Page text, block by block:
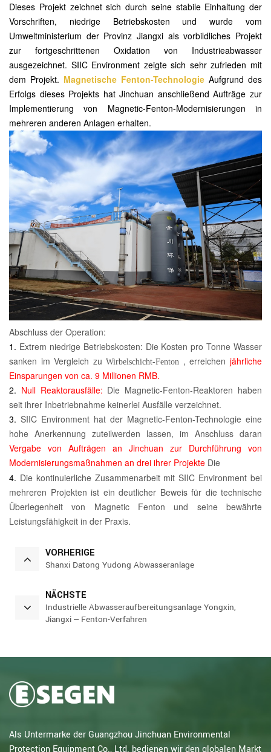
Dieses Projekt zeichnet sich durch seine stabile Einhaltung der
Vorschriften, niedrige Betriebskosten undwurde vom
Umweltministerium der Provinz Jiangxi als vorbildliches Projekt
zur fortgeschrittenen Oxidation von Industrieabwasser
ausgezeichnet. SIIC Environment zeigte sich sehr zufrieden mit
dem Projekt. Magnetische Fenton-Technologie Aufgrund des
Erfolgs dieses Projekts hat Jinchuan anschließend Aufträge zur
Implementierung von Magnetic-Fenton-Modernisierungen in
mehreren anderen Anlagen erhalten.
Abschluss der Operation:
1. Extrem niedrige Betriebskosten: Die Kosten pro Tonne Wasser
sanken im Vergleich zuWirbelschicht-Fenton , erreichenjährliche
Einsparungen von ca. 9 Millionen RMB.
2. Null Reaktorausfälle: Die Magnetic-Fenton-Reaktoren haben
seit ihrer Inbetriebnahme keinerlei Ausfälle verzeichnet.
3. SIIC Environment hat der Magnetic-Fenton-Technologie eine
hohe Anerkennung zuteilwerden lassen, im Anschluss daran
Vergabe von Aufträgen an Jinchuan zur Durchführung von
Modernisierungsmaßnahmen an drei ihrer Projekte Die
4. Die kontinuierliche Zusammenarbeit mit SIIC Environment bei
mehreren Projekten ist ein deutlicher Beweis für die technische
Überlegenheit von Magnetic Fenton und seine bewährte
Leistungsfähigkeit in der Praxis.
VORHERIGE
Shanxi Datong Yudong Abwasseranlage
NÄCHSTE
Industrielle Abwasseraufbereitungsanlage Yongxin,
Jiangxi – Fenton-Verfahren
Als Untermarke der Guangzhou Jinchuan Environmental
Protection Equipment Co., Ltd. bedienen wir den globalen Markt